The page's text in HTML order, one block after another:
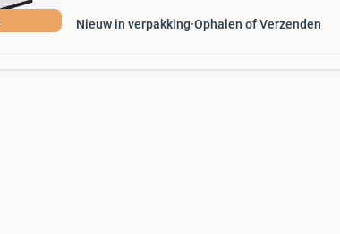
Nieuw in verpakking Ophalen of Verzenden